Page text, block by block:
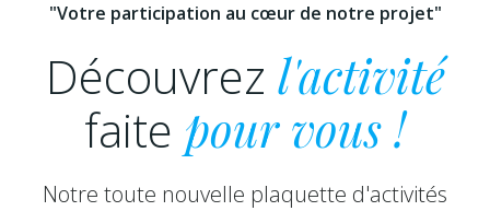
"Votre participation au cœur de notre projet"
Découvrez l'activité
faite pour vous !
Notre toute nouvelle plaquette d'activités